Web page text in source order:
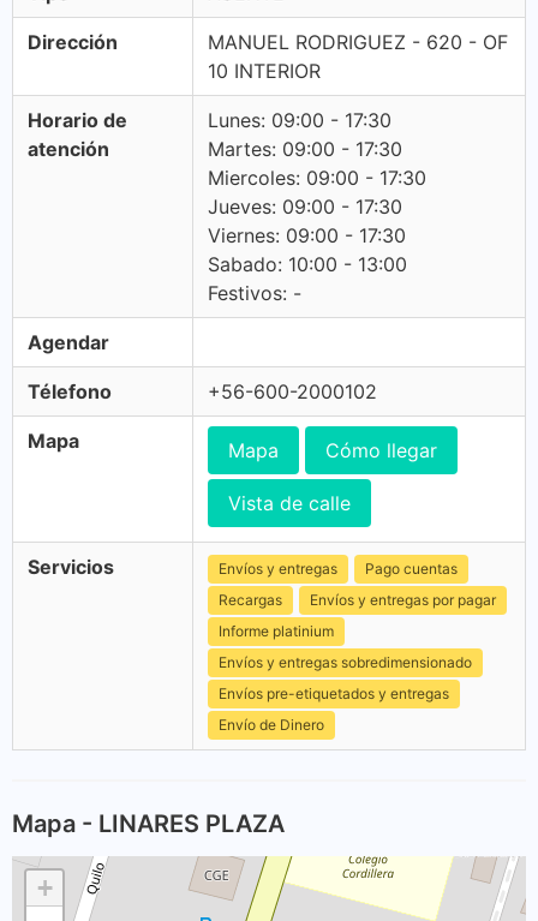
Dirección
MANUEL RODRIGUEZ - 620 - OF
10 INTERIOR
Horario de
atención
Lunes: 09:00 - 17:30
Martes: 09:00 - 17:30
Miercoles: 09:00 - 17:30
Jueves: 09:00 - 17:30
Viernes: 09:00 - 17:30
Sabado: 10:00 - 13:00
Festivos: -
Agendar
Télefono +56-600-2000102
Mapa Mapa Cómo llegar
Vista de calle
Servicios Envíos y entregas
Pago cuentas
Recargas
Envíos y entregas por pagar
Informe platinium
Envíos y entregas sobredimensionado
Envíos pre-etiquetados y entregas
Envío de Dinero
Mapa - LINARES PLAZA
+